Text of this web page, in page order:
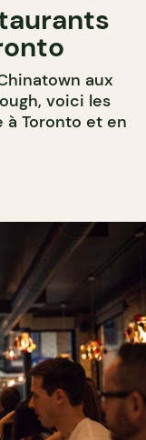
aux
voici les
Toronto et en